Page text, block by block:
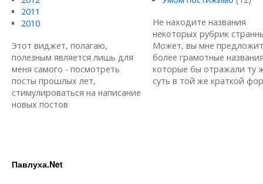
2011
2010
Этот виджет, полагаю,
полезным является лишь для
меня самого - посмотреть
посты прошлых лет,
стимулироваться на написание
новых постов
Не находите названия
некоторых рубрик
Может, вы мне
более грамотные
которые бы отражали ту
суть в той же краткой
Павлуха.Net